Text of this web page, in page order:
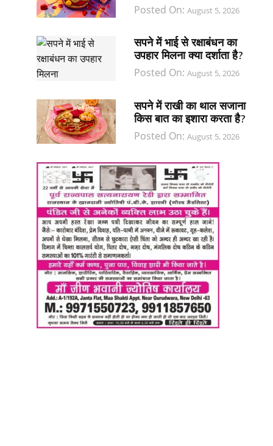
Posted On:August 5, 2026
सपने में भाई से रक्षाबंधन का
उपहार मिलना क्या दर्शाता है?
Posted On:August 5, 2026
सपने में राखी का थाल सजाना
किस बात का इशारा करता है?
Posted On:August 5, 2026